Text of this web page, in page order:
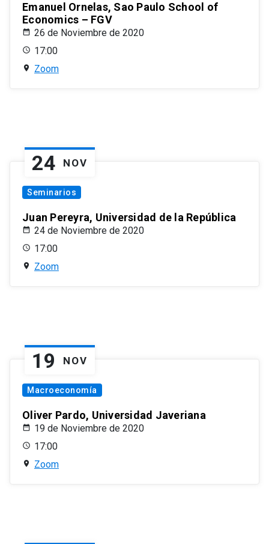
Emanuel Ornelas, Sao Paulo School of
Economics – FGV
26 de Noviembre de 2020
17:00
Zoom
24 NOV
Seminarios
Juan Pereyra, Universidad de la República
24 de Noviembre de 2020
17:00
Zoom
19 NOV
Macroeconomía
Oliver Pardo, Universidad Javeriana
19 de Noviembre de 2020
17:00
Zoom